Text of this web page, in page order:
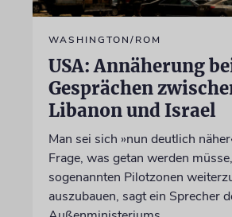
WASHINGTON/ROM
USA: Annäherung
Gesprächen
Libanon und Israel
Man sei sich »nun deutlich
Frage, was getan werden
sogenannten Pilotzonen
auszubauen, sagt ein Sprecher